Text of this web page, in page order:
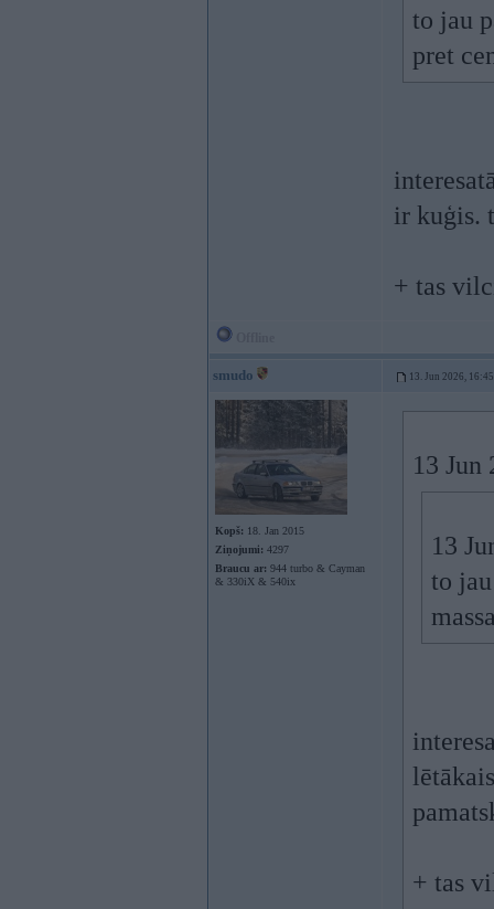
to jau
pret
ir kuģis.
+ tas
smudo 13. Jun 2026, 16:45
Kopš: 18. Jan 2015
Ziņojumi: 4297
Braucu ar: 944 turbo & Cayman
& 330iX & 540ix
13 Jun
13
to
+ tas